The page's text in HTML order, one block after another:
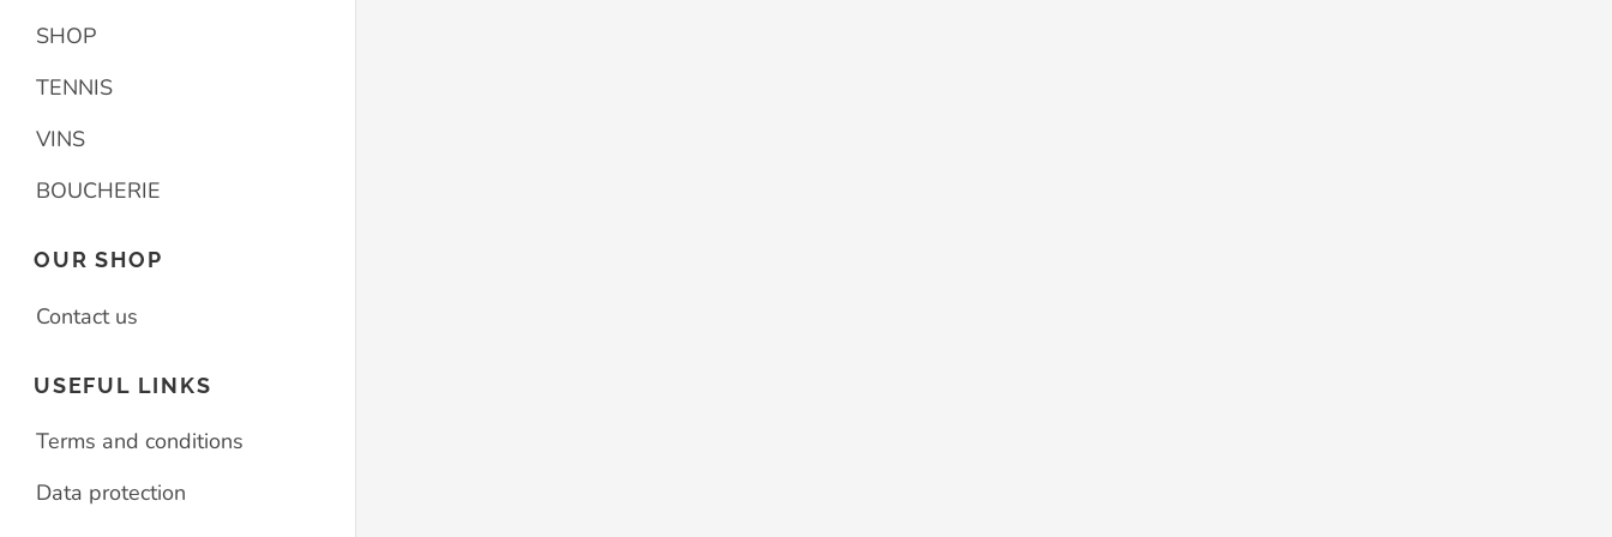
SHOP
TENNIS
VINS
BOUCHERIE
OUR SHOP
Contact us
USEFUL LINKS
Terms and conditions
Data protection